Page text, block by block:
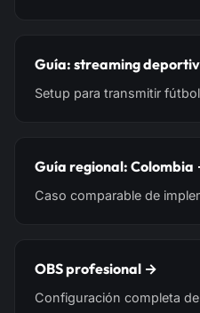
Guía: streaming
Setup para transmitir
Guía regional: Colombia
Caso comparable de
OBS profesional →
Configuración completa de